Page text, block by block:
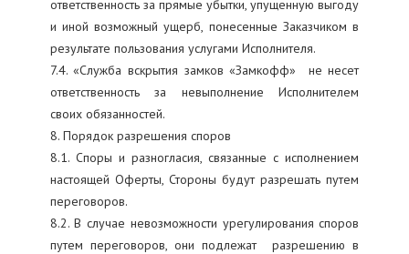
ответственность за прямые убытки, упущенную выгоду
и иной возможный ущерб, понесенные Заказчиком в
результате пользования услугами Исполнителя.
7.4. «Служба вскрытия замков «Замкофф» не несет
ответственность за невыполнение Исполнителем
своих обязанностей.
8. Порядок разрешения споров
8.1. Споры и разногласия, связанные с исполнением
настоящей Оферты, Стороны будут разрешать путем
переговоров.
8.2. В случае невозможности урегулирования споров
путем переговоров, они подлежат разрешению в